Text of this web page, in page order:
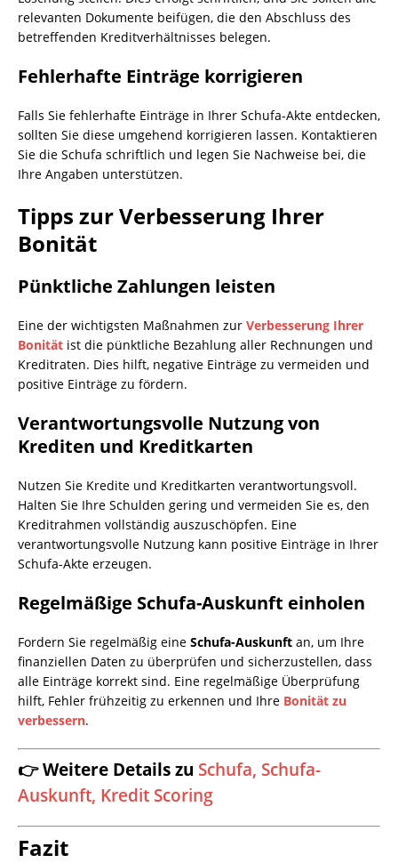
relevanten Dokumente beifügen, die den Abschluss des
betreffenden Kreditverhältnisses belegen.
Fehlerhafte Einträge korrigieren
Falls Sie fehlerhafte Einträge in Ihrer Schufa-Akte entdecken,
sollten Sie diese umgehend korrigieren lassen. Kontaktieren
Sie die Schufa schriftlich und legen Sie Nachweise bei, die
Ihre Angaben unterstützen.
Tipps zur Verbesserung Ihrer
Bonität
Pünktliche Zahlungen leisten
Eine der wichtigsten Maßnahmen zur Verbesserung Ihrer
Bonität ist die pünktliche Bezahlung aller Rechnungen und
Kreditraten. Dies hilft, negative Einträge zu vermeiden und
positive Einträge zu fördern.
Verantwortungsvolle Nutzung von
Krediten und Kreditkarten
Nutzen Sie Kredite und Kreditkarten verantwortungsvoll.
Halten Sie Ihre Schulden gering und vermeiden Sie es, den
Kreditrahmen vollständig auszuschöpfen. Eine
verantwortungsvolle Nutzung kann positive Einträge in Ihrer
Schufa-Akte erzeugen.
Regelmäßige Schufa-Auskunft einholen
Fordern Sie regelmäßig eine Schufa-Auskunft an, um Ihre
finanziellen Daten zu überprüfen und sicherzustellen, dass
alle Einträge korrekt sind. Eine regelmäßige Überprüfung
hilft, Fehler frühzeitig zu erkennen und Ihre Bonität zu
verbessern.
👉 Weitere Details zu Schufa, Schufa-
Auskunft, Kredit Scoring
Fazit